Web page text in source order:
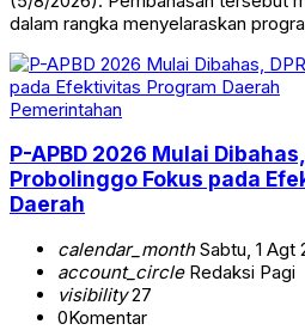
dalam rangka menyelaraskan
Pemerintahan
P-APBD 2026 Mulai Dibahas,
Probolinggo Fokus pada
Daerah
calendar_monthSabtu, 1 Agt
account_circleRedaksi Pagi
visibility27
0Komentar